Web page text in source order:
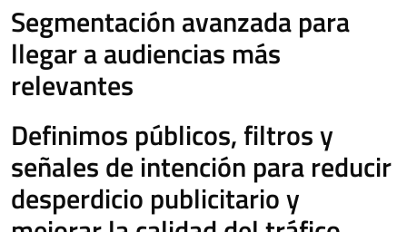
Segmentación avanzada para
llegar a audiencias más
relevantes
Definimos públicos, filtros y
señales de intención para reducir
desperdicio publicitario y